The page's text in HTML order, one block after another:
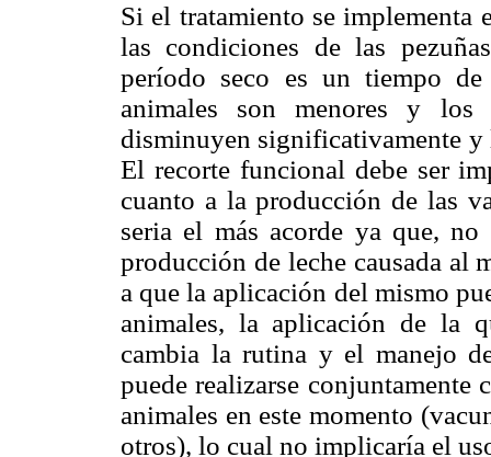
Si el tratamiento se implementa
las condiciones de las
período seco es un tiempo
animales son menores y los
disminuyen significativamente
El recorte funcional debe ser
cuanto a la producción de las
seria el más acorde ya que,
producción de leche causada al
a que la aplicación del mismo
animales, la aplicación de la
cambia la rutina y el manejo
puede realizarse conjuntamente
animales en este momento
otros), lo cual no implicaría el